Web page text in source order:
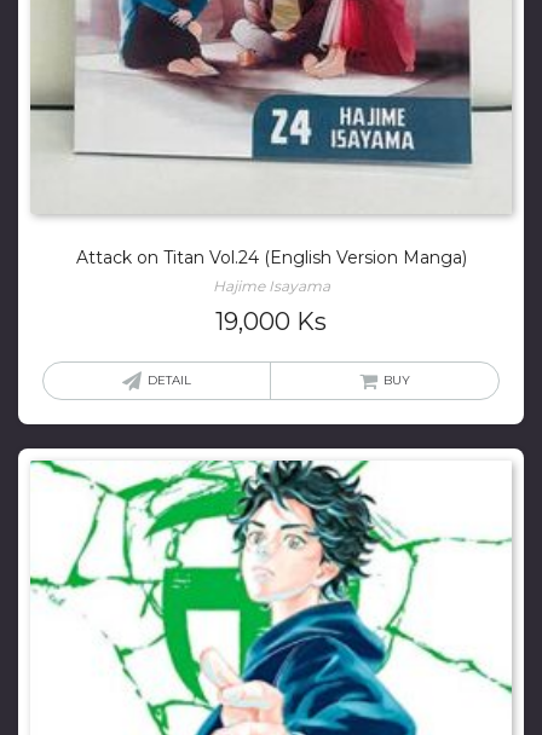
Attack on Titan Vol.24 (English Version Manga)
Hajime Isayama
19,000 Ks
DETAIL BUY